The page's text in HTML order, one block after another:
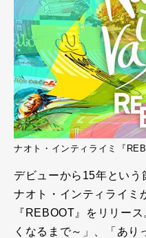
ナオト・インティライミ『
デビューから15年とい
ナオト・インティライミ
『REBOOT』をリリー
くなるまで～」、「あ